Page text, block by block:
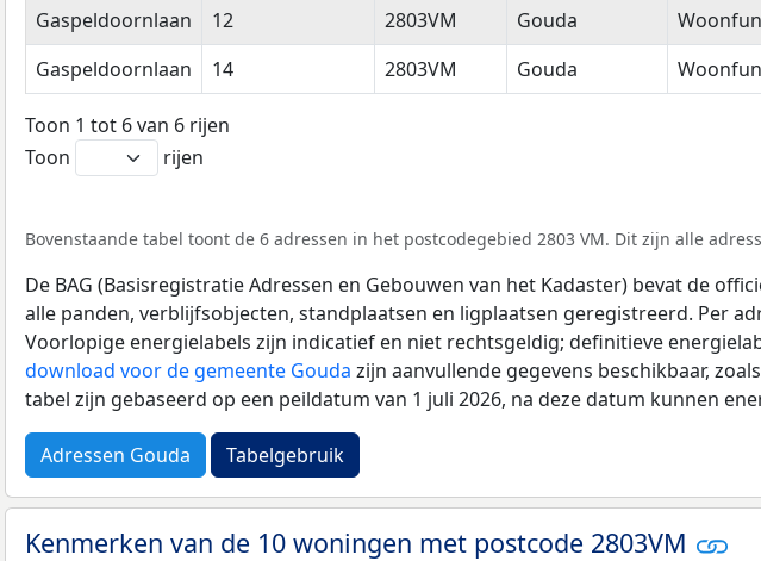
Gaspeldoornlaan
12 2803VM Gouda
Gaspeldoornlaan
14 2803VM Gouda
Toon 1 tot 6 van 6 rijen
Toon
rijen
Bovenstaande tabel toont de 6 adressen in het postcodegebied 2803 VM. Dit zijn alle
De BAG (Basisregistratie Adressen en Gebouwen van het Kadaster) bevat de
alle panden, verblijfsobjecten, standplaatsen en ligplaatsen geregistreerd. Per
Voorlopige energielabels zijn indicatief en niet rechtsgeldig; definitieve
download voor de gemeente Gouda zijn aanvullende gegevens beschikbaar,
tabel zijn gebaseerd op een peildatum van 1 juli 2026, na deze datum kunnen
Adressen Gouda Tabelgebruik
Kenmerken van de 10 woningen met postcode 2803VM